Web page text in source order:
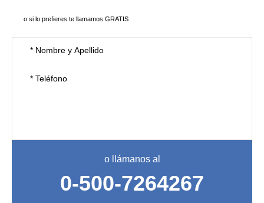
o si lo prefieres te llamamos GRATIS
o llámanos al
0-500-7264267